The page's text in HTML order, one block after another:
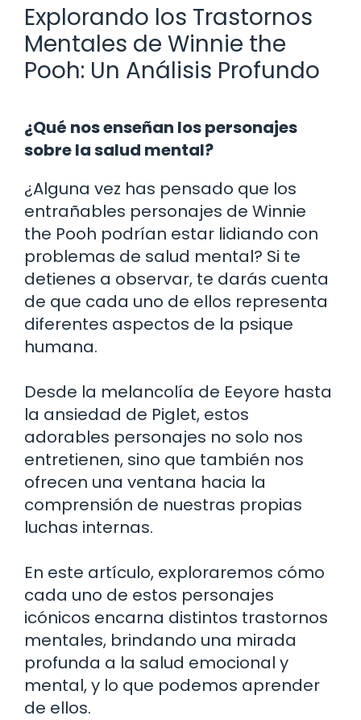
Explorando los Trastornos
Mentales de Winnie the
Pooh: Un Análisis Profundo
¿Qué nos enseñan los personajes
sobre la salud mental?
¿Alguna vez has pensado que los
entrañables personajes de Winnie
the Pooh podrían estar lidiando con
problemas de salud mental? Si te
detienes a observar, te darás cuenta
de que cada uno de ellos representa
diferentes aspectos de la psique
humana.
Desde la melancolía de Eeyore hasta
la ansiedad de Piglet, estos
adorables personajes no solo nos
entretienen, sino que también nos
ofrecen una ventana hacia la
comprensión de nuestras propias
luchas internas.
En este artículo, exploraremos cómo
cada uno de estos personajes
icónicos encarna distintos trastornos
mentales, brindando una mirada
profunda a la salud emocional y
mental, y lo que podemos aprender
de ellos.